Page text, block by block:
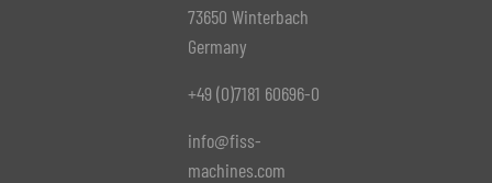
73650 Winterbach
Germany
+49 (0)7181 60696-0
info@fiss-
machines.com